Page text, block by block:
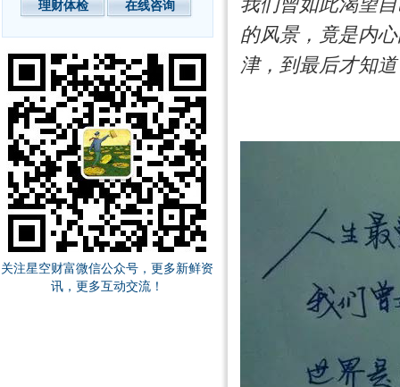
理财体检 在线咨询
关注星空财富微信公众号，更多新鲜资
讯，更多互动交流！
我们曾如此渴望
的风景，竟是内
津，到最后才知